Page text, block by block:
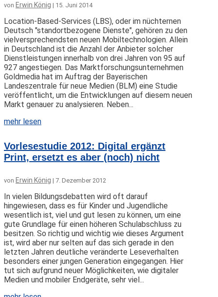
von Erwin König | 15. Juni 2014
Location-Based-Services (LBS), oder im nüchternen
Deutsch "standortbezogene Dienste", gehören zu den
vielversprechendsten neuen Mobiltechnologien. Allein
in Deutschland ist die Anzahl der Anbieter solcher
Dienstleistungen innerhalb von drei Jahren von 95 auf
927 angestiegen. Das Marktforschungsunternehmen
Goldmedia hat im Auftrag der Bayerischen
Landeszentrale für neue Medien (BLM) eine Studie
veröffentlicht, um die Entwicklungen auf diesem neuen
Markt genauer zu analysieren. Neben...
mehr lesen
Vorlesestudie 2012: Digital ergänzt
Print, ersetzt es aber (noch) nicht
von Erwin König | 7. Dezember 2012
In vielen Bildungsdebatten wird oft darauf
hingewiesen, dass es für Kinder und Jugendliche
wesentlich ist, viel und gut lesen zu können, um eine
gute Grundlage für einen höheren Schulabschluss zu
besitzen. So richtig und wichtig wie dieses Argument
ist, wird aber nur selten auf das sich gerade in den
letzten Jahren deutliche veränderte Leseverhalten
besonders einer jungen Generation eingegangen. Hier
tut sich aufgrund neuer Möglichkeiten, wie digitaler
Medien und mobiler Endgeräte, sehr viel...